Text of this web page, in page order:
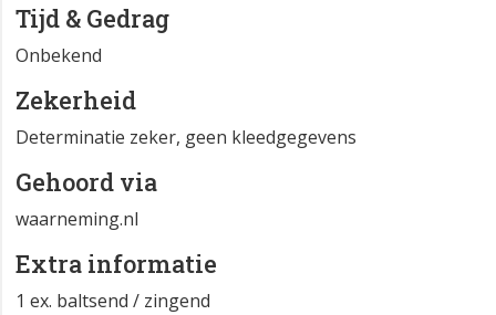
Tijd & Gedrag
Onbekend
Zekerheid
Determinatie zeker, geen kleedgegevens
Gehoord via
waarneming.nl
Extra informatie
1 ex. baltsend / zingend